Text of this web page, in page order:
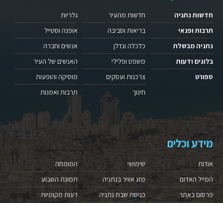
חדשות נתניה
תרבות ופנאי
נתניה מבשלת
בלוגים ודעות
ספורט
חדשות מהעיר
בריאות וסביבה
כלכלה ונדלן
משפט ופלילי
צרכנות ועסקים
חינוך
גלריות
אופנה וסטייל
אנשים וחברה
האנשים של העיר
מוסיקה והופעות
תרבות ואמנות
מידע וכלים
אודות
המייל האדום
פרסום באתר
שימושי
מזג אוויר בנתניה
כניסת שבת נתניה
המומחה
תמונת השבוע
דעות מקומיות